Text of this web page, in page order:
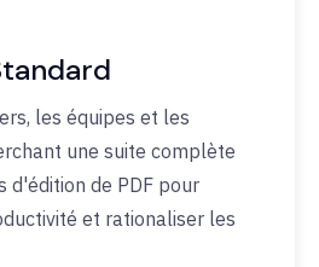
les équipes et les
une suite complète
d'édition de PDF pour
et rationaliser les